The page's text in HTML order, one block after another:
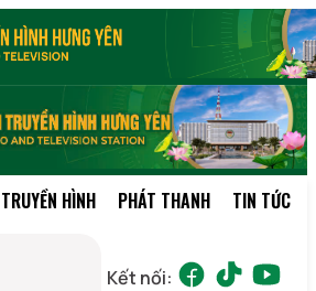
TRUYỀN HÌNH PHÁT THANH TIN TỨC
Kết nối: